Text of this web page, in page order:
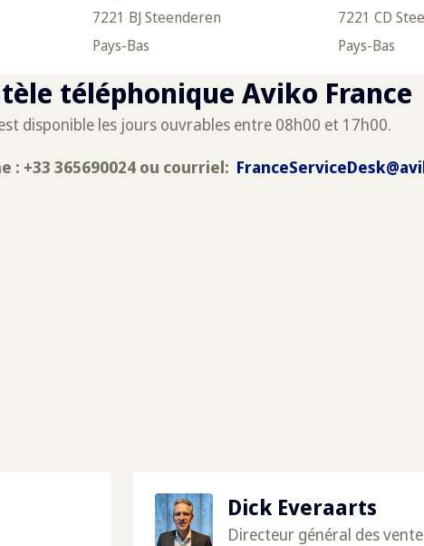
7221 BJ Steenderen
Pays-Bas
7221 CD
Pays-Bas
téléphonique Aviko France
disponible les jours ouvrables entre 08h00 et 17h00.
: +33 365690024 ou courriel:
Dick Everaarts
Directeur général des